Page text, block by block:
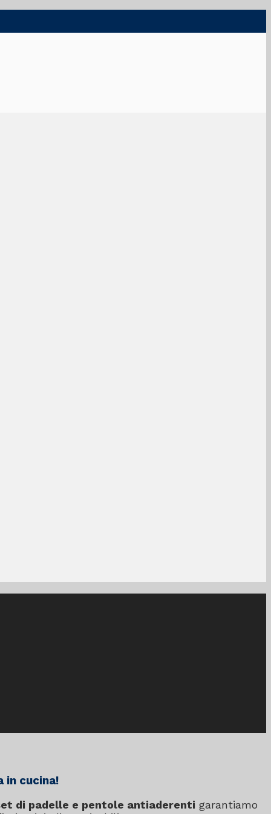
in cucina!
di padelle e pentole antiaderenti garantiamo